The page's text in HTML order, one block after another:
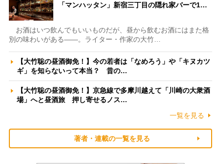
「マンハッタン」新宿三丁目の隠れ家バーで1…
お酒はいつ飲んでもいいものだが、昼から飲むお酒にはまた格
別の味わいがある――。ライター・作家の大竹…
【大竹聡の昼酒御免！】今の若者は「なめろう」や「キヌカツ
ギ」を知らないって本当？ 昔の…
【大竹聡の昼酒御免！】京急線で多摩川越えて「川崎の大衆酒
場」へと昼酒旅 押し寄せるノス…
一覧を見る
著者・連載の一覧を見る